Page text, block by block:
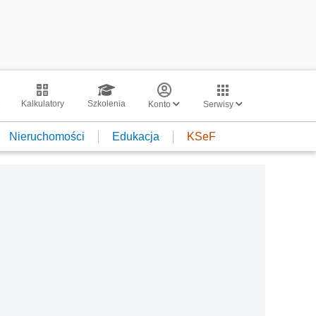
Kalkulatory Szkolenia Konto Serwisy
Nieruchomości Edukacja KSeF